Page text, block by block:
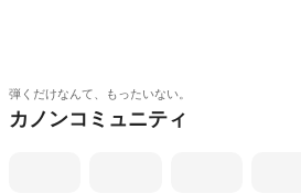
弾くだけなんて、もったいない。
カノンコミュニティ